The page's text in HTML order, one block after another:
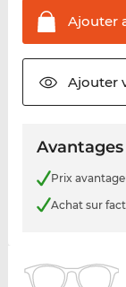
Ajouter
Ajouter
Prix
Achat sur